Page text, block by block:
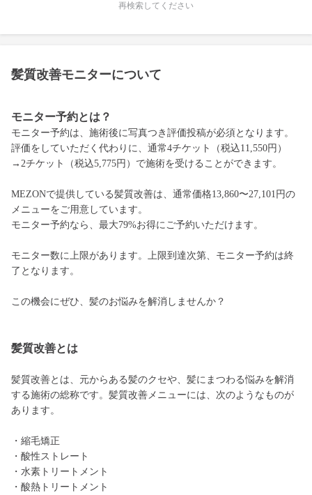
再検索してください
髪質改善モニターについて
モニター予約とは？
モニター予約は、施術後に写真つき評価投稿が必須となります。
評価をしていただく代わりに、通常4チケット（税込11,550円）
→2チケット（税込5,775円）で施術を受けることができます。
MEZONで提供している髪質改善は、通常価格13,860〜27,101円の
メニューをご用意しています。
モニター予約なら、最大79%お得にご予約いただけます。
モニター数に上限があります。上限到達次第、モニター予約は終
了となります。
この機会にぜひ、髪のお悩みを解消しませんか？
髪質改善とは
髪質改善とは、元からある髪のクセや、髪にまつわる悩みを解消
する施術の総称です。髪質改善メニューには、次のようなものが
あります。
・縮毛矯正
・酸性ストレート
・水素トリートメント
・酸熱トリートメント